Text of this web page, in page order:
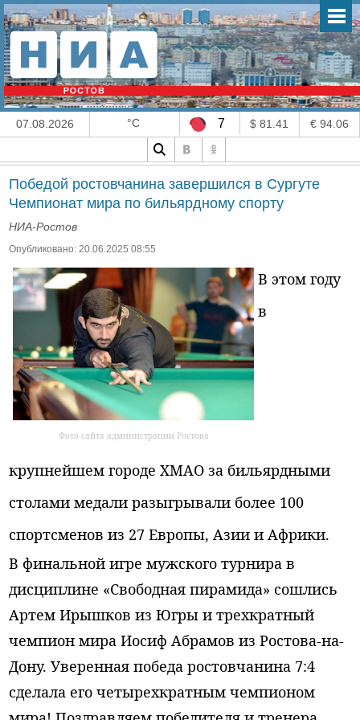
07.08.2026 °C 7 $ 81.41 € 94.06
Победой ростовчанина завершился в Сургуте
Чемпионат мира по бильярдному спорту
НИА-Ростов
Опубликовано: 20.06.2025 08:55
Фото сайта администрации Ростова
В этом году
в
крупнейшем городе ХМАО за бильярдными
столами медали разыгрывали более 100
спортсменов из 27 Европы, Азии и Африки.
В финальной игре мужского турнира в
дисциплине «Свободная пирамида» сошлись
Артем Ирышков из Югры и трехкратный
чемпион мира Иосиф Абрамов из Ростова-на-
Дону. Уверенная победа ростовчанина 7:4
сделала его четырехкратным чемпионом